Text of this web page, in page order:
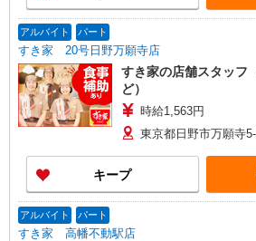
アルバイト パート
すき家 20号日野万願寺店
すき家の店舗スタッフ
ど）
時給1,563円
東京都日野市万願寺
キープ
アルバイト パート
すき家 高幡不動駅店